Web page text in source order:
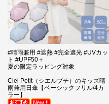
#晴雨兼用 #遮熱 #完全遮光 #UVカッ
ト #UPF50＋
夏の限定ラッピング対象
Ciel Petit（シエルプチ）のキッズ晴
雨兼用日傘【ベーシックフリル/4カ
ラー】